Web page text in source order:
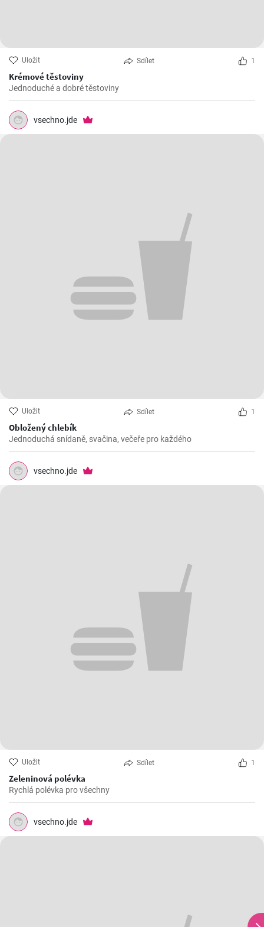
Uložit Sdílet 1
Krémové těstoviny
Jednoduché a dobré těstoviny
vsechno.jde
Uložit Sdílet 1
Obložený chlebík
Jednoduchá snídaně, svačina, večeře pro každého
vsechno.jde
Uložit Sdílet 1
Zeleninová polévka
Rychlá polévka pro všechny
vsechno.jde